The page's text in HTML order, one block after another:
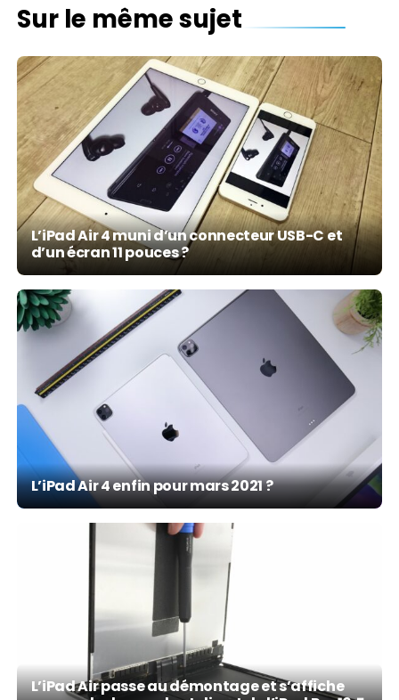
Sur le même sujet
L’iPad Air 4 muni d’un connecteur USB-C et
d’un écran 11 pouces ?
L’iPad Air 4 enfin pour mars 2021 ?
L’iPad Air passe au démontage et s’affiche